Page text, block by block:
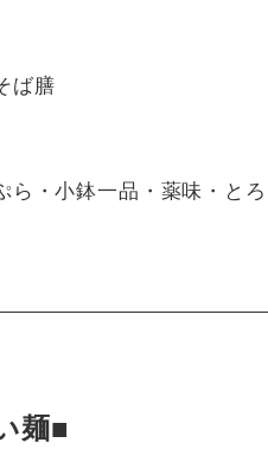
ば膳
ら・小鉢一品・薬味・と
麺■